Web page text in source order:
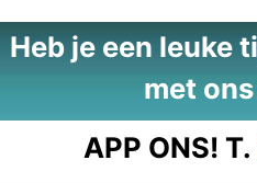
Heb je een leuke
met
APP ONS! T.